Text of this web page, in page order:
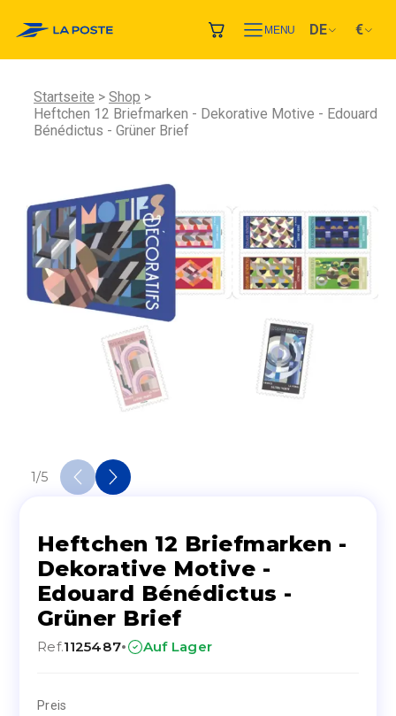
MENU DE €
Startseite
Shop
Heftchen 12 Briefmarken - Dekorative Motive - Edouard
Bénédictus - Grüner Brief
1/5
Heftchen 12 Briefmarken -
Dekorative Motive -
Edouard Bénédictus -
Grüner Brief
Ref.1125487· Auf Lager
Preis